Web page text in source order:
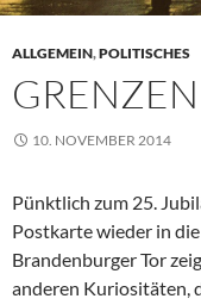
ALLGEMEIN,POLITISCHES
GRENZEN
10. NOVEMBER 2014
Pünktlich zum 25.
Postkarte wieder in
Brandenburger Tor
anderen Kuriositäten,